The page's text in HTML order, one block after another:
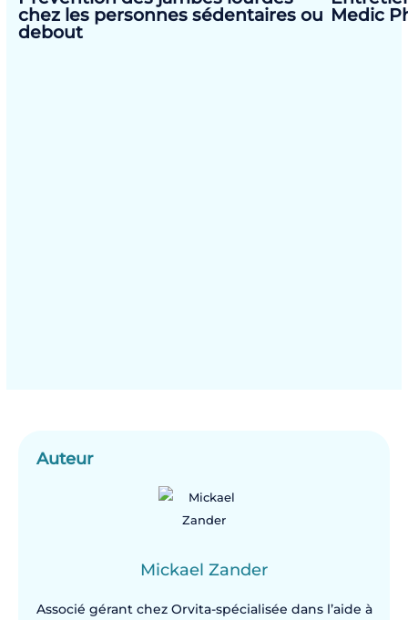
chez les personnes sédentaires ou
debout
Medic
Auteur
Mickael Zander
Associé gérant chez Orvita-spécialisée dans l’aide à